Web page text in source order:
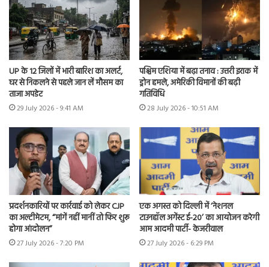
UP के 12 जिलों में भारी बारिश का अलर्ट,
घर से निकलने से पहले जान लें मौसम का
ताजा अपडेट
29 July 2026 - 9:41 AM
पश्चिम एशिया में बढ़ा तनाव : उत्तरी इराक में
ड्रोन हमले, अमेरिकी विमानों की बढ़ी
गतिविधि
28 July 2026 - 10:51 AM
प्रदर्शनकारियों पर कार्रवाई को लेकर CJP
का अल्टीमेटम, “मांगें नहीं मानीं तो फिर शुरू
होगा आंदोलन”
27 July 2026 - 7:20 PM
एक अगस्त को दिल्ली में ‘नेशनल
टाउनहॉल अगेंस्ट ई-20’ का आयोजन करेगी
आम आदमी पार्टी- केजरीवाल
27 July 2026 - 6:29 PM